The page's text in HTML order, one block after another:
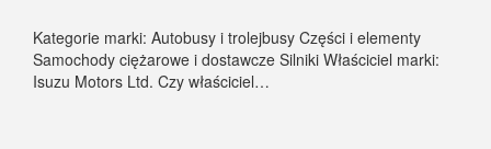
H. Cegielski Poznań